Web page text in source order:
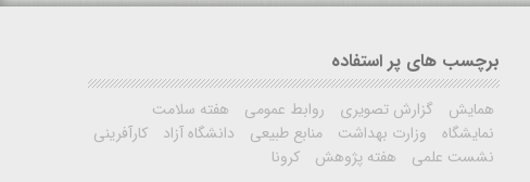
برچسب های پر استفاده
همایش گزارش تصویری روابط عمومی
هفته سلامت
نمایشگاه
وزارت بهداشت منابع طبیعی دانشگاه آزاد
کارآفرینی
نشست علمی
هفته پژوهش کرونا